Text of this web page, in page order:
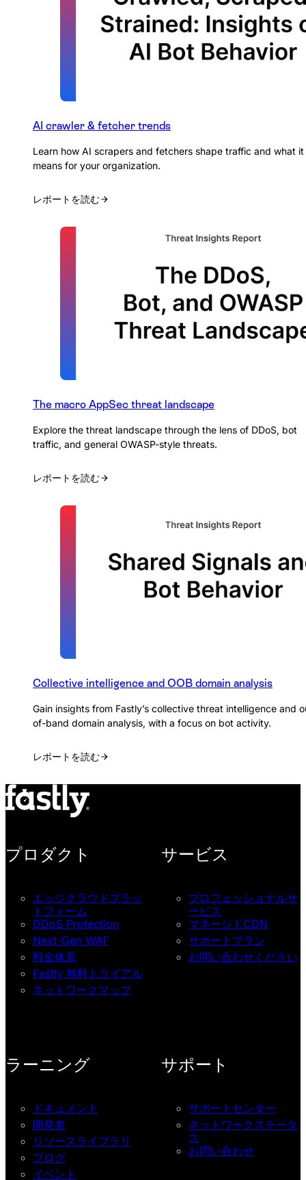
AI crawler & fetcher trends
Learn how AI scrapers and fetchers shape traffic and what it
means for your organization.
レポートを読む
The macro AppSec threat landscape
Explore the threat landscape through the lens of DDoS, bot
traffic, and general OWASP-style threats.
レポートを読む
Collective intelligence and OOB domain analysis
Gain insights from Fastly’s collective threat intelligence and
of-band domain analysis, with a focus on bot activity.
レポートを読む
プロダクト
エッジクラウドプラッ
トフォーム
DDoS Protection
Next-Gen WAF
料金体系
Fastly 無料トライアル
ネットワークマップ
サービス
プロフェッショナルサ
ービス
マネージドCDN
サポートプラン
お問い合わせください
ラーニング
ドキュメント
開発者
リソースライブラリ
ブログ
イベント
サポート
サポートセンター
ネットワークステータ
ス
お問い合わせ